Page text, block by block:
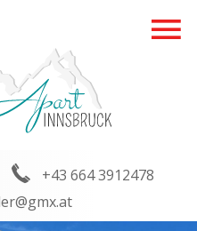
+43 664 3912478